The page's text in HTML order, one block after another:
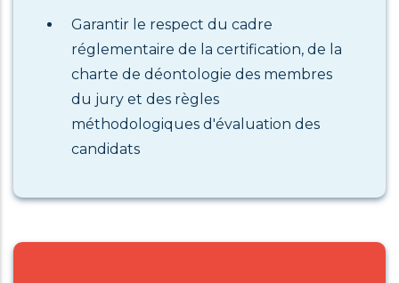
Garantir le respect du cadre
réglementaire de la certification, de la
charte de déontologie des membres
du jury et des règles
méthodologiques d'évaluation des
candidats